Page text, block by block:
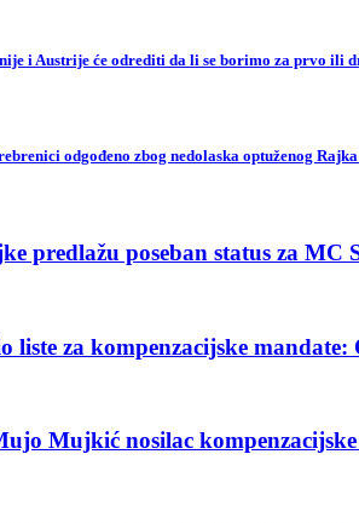
i Austrije će odrediti da li se borimo za prvo ili
odgođeno zbog nedolaska optuženog
predlažu poseban status za MC
liste za kompenzacijske mandate:
Mujkić nosilac kompenzacijske